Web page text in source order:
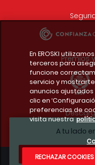
A tu lado
Premios
En EROSKI
terceros para
funcione
servicio y
anuncios
clic en
preferencias de
visita nuestra
RECHAZAR COOKIES